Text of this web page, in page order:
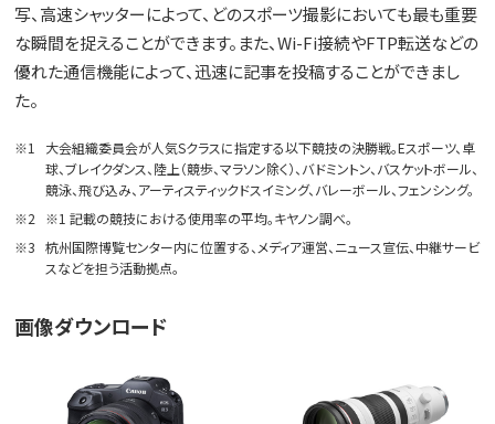
写、高速シャッターによって、どのスポーツ撮影においても最も重要
な瞬間を捉えることができます。また、Wi-Fi接続やFTP転送などの
優れた通信機能によって、迅速に記事を投稿することができまし
た。
※1
大会組織委員会が人気Sクラスに指定する以下競技の決勝戦。Eスポーツ、卓
球、ブレイクダンス、陸上（競歩、マラソン除く）、バドミントン、バスケットボール、
競泳、飛び込み、アーティスティックドスイミング、バレーボール、フェンシング。
※2
※1 記載の競技における使用率の平均。キヤノン調べ。
※3 杭州国際博覧センター内に位置する、メディア運営、ニュース宣伝、中継サービ
スなどを担う活動拠点。
画像ダウンロード